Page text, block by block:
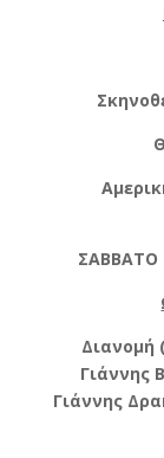
ΣΑΒΒΑΤΟ
Διανομή
Γιάννης
Γιάννης